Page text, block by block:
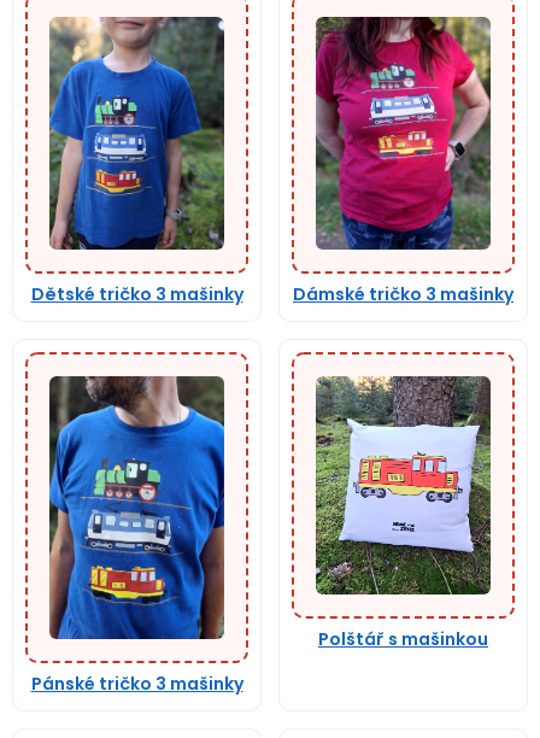
Dětské tričko 3 mašinky Dámské tričko 3 mašinky
Pánské tričko 3 mašinky
Polštář s mašinkou